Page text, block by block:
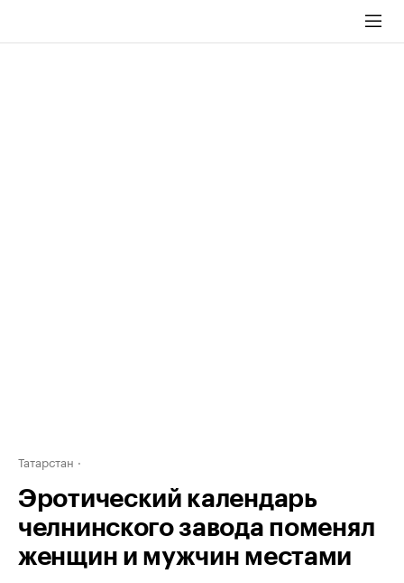
Татарстан
Эротический календарь
челнинского завода поменял
женщин и мужчин местами